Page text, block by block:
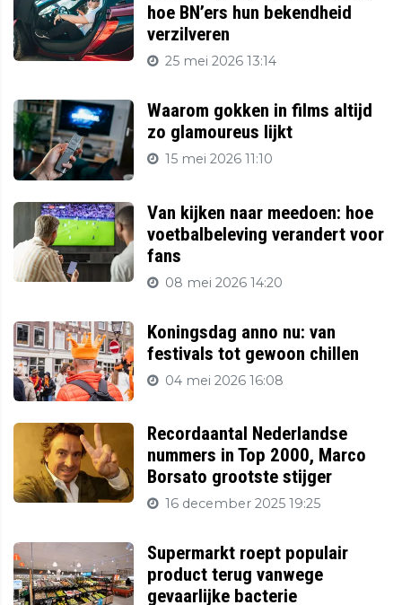
hoe BN’ers hun bekendheid
verzilveren
25 mei 2026 13:14
Waarom gokken in films altijd
zo glamoureus lijkt
15 mei 2026 11:10
Van kijken naar meedoen: hoe
voetbalbeleving verandert voor
fans
08 mei 2026 14:20
Koningsdag anno nu: van
festivals tot gewoon chillen
04 mei 2026 16:08
Recordaantal Nederlandse
nummers in Top 2000, Marco
Borsato grootste stijger
16 december 2025 19:25
Supermarkt roept populair
product terug vanwege
gevaarlijke bacterie